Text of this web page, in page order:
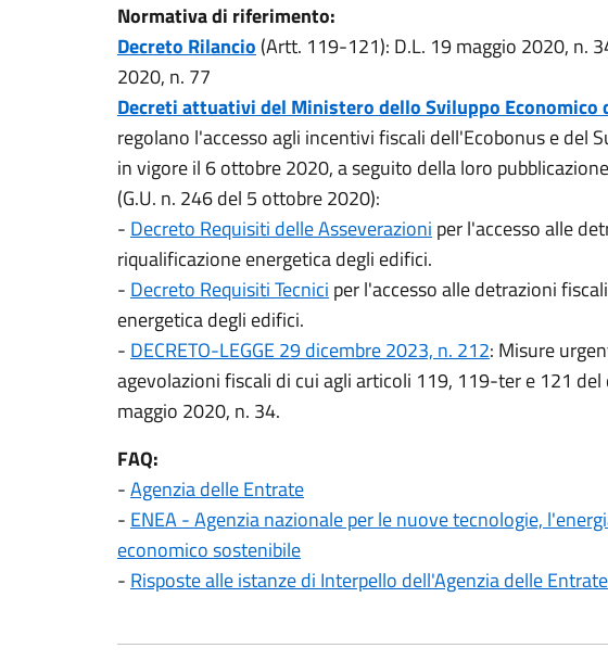
Normativa di riferimento:
Decreto Rilancio (Artt. 119-121): D.L. 19 maggio 2020, n.
2020, n. 77
Decreti attuativi del Ministero dello Sviluppo Economico
regolano l'accesso agli incentivi fiscali dell'Ecobonus e del
in vigore il 6 ottobre 2020, a seguito della loro
(G.U. n. 246 del 5 ottobre 2020):
- Decreto Requisiti delle Asseverazioni per l'accesso alle
riqualificazione energetica degli edifici.
- Decreto Requisiti Tecnici per l'accesso alle detrazioni
energetica degli edifici.
- DECRETO-LEGGE 29 dicembre 2023, n. 212: Misure
agevolazioni fiscali di cui agli articoli 119, 119-ter e 121
maggio 2020, n. 34.
FAQ:
-Agenzia delle Entrate
- ENEA - Agenzia nazionale per le nuove tecnologie,
economico sostenibile
- Risposte alle istanze di Interpello dell'Agenzia delle Entrate